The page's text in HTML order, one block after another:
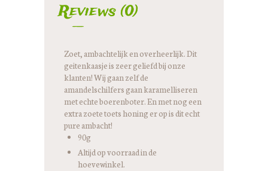
Reviews (0)
Zoet, ambachtelijk en overheerlijk. Dit
geitenkaasje is zeer geliefd bij onze
klanten! Wij gaan zelf de
amandelschilfers gaan karamelliseren
met echte boerenboter. En met nog een
extra zoete toets honing er op is dit echt
pure ambacht!
90g
Altijd op voorraad in de
hoevewinkel.